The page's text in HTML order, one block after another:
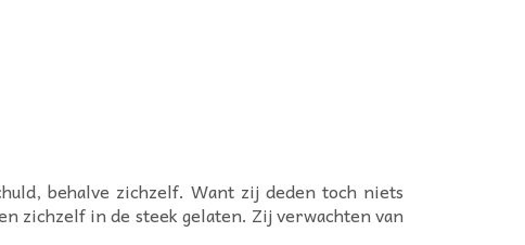
behalve zichzelf. Want zij deden toch niets
zichzelf in de steek gelaten. Zij verwachten van